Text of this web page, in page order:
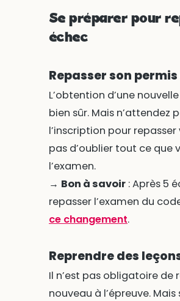
Se préparer pour
échec
Repasser son
L’obtention d’une
bien sûr. Mais
l’inscription pour
pas d’oublier tout ce que
l’examen.
→ Bon à savoir: Après 5
repasser l’examen du
ce changement.
Reprendre des
Il n’est pas obligatoire
nouveau à l’épreuve.